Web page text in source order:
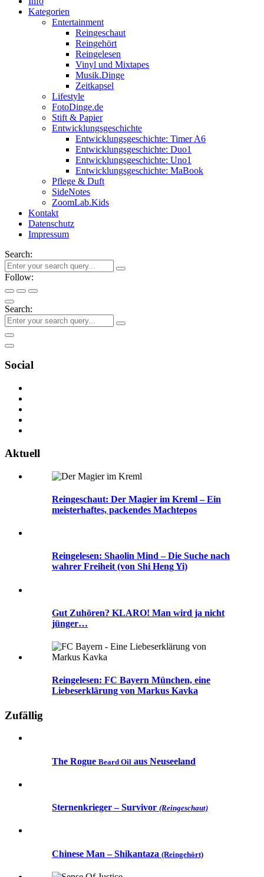
Kategorien
Entertainment
Reingeschaut
Reingehört
Reingelesen
Vinyl und Mixtapes
Musik.Dinge
Zeitkapsel
Lifestyle
FotoDinge.de
Stift & Papier
Entwicklungsgeschichte
Entwicklungsgeschichte: Timer A6
Entwicklungsgeschichte: Duo1
Entwicklungsgeschichte: Uno1
Entwicklungsgeschichte: MaBook
Pflege & Duft
SideNotes
ZoomLab.Kids
Kontakt
Datenschutz
Impressum
Search:
Follow:
Search:
Social
Aktuell
Reingeschaut: Der Magier im Kreml – Ein
meisterhaftes, packendes Machtepos
Reingelesen: Shaolin Mind – Die Suche nach
wahrer Freiheit (von Shi Heng Yi)
Gut Zuhören? KLARO! Man wird ja nicht
jünger…
Reingelesen: FC Bayern München, eine
Liebeserklärung von Markus Kavka
Zufällig
The Rogue Beard Oil aus Neuseeland
Sternenkrieger – Survivor (Reingeschaut)
Chinese Man – Shikantaza (Reingehört)